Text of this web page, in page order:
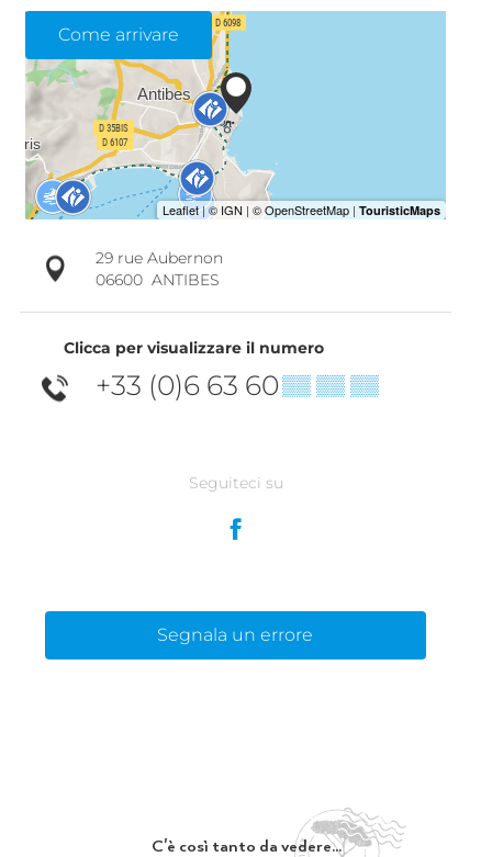
Come arrivare
29 rue Aubernon
06600 ANTIBES
Clicca per visualizzare il numero
+33 (0)6 63 60▒▒ ▒▒ ▒▒
Seguiteci su
Segnala un errore
C'è così tanto da vedere...